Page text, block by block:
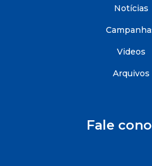
Notícias
Videos
Arquivos
Fale